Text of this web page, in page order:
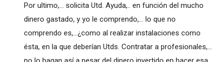
Por ultimo,... solicita Utd. Ayuda,.. en función del mucho
dinero gastado, y yo le comprendo,... lo que no
comprendo es,...¿como al realizar instalaciones como
ésta, en la que deberían Utds. Contratar a profesionales,...